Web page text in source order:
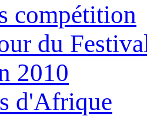
compétition
du
2010
d'Afrique